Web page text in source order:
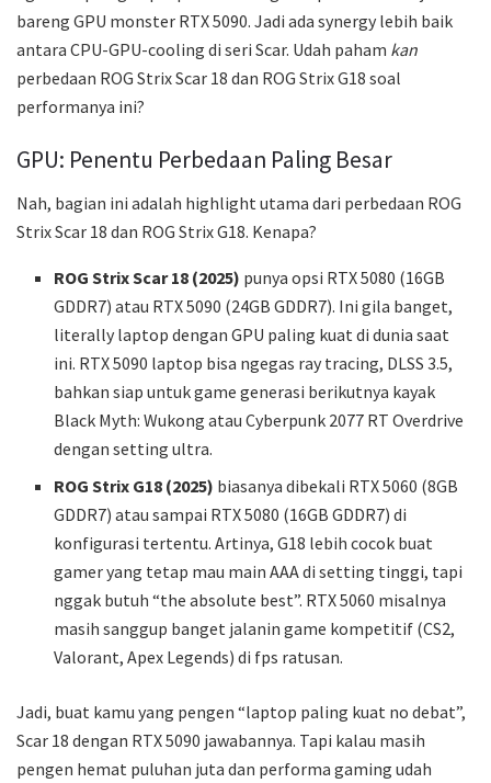
bareng GPU monster RTX 5090. Jadi ada synergy lebih baik
antara CPU-GPU-cooling di seri Scar. Udah paham kan
perbedaan ROG Strix Scar 18 dan ROG Strix G18 soal
performanya ini?
GPU: Penentu Perbedaan Paling Besar
Nah, bagian ini adalah highlight utama dari perbedaan ROG
Strix Scar 18 dan ROG Strix G18. Kenapa?
ROG Strix Scar 18 (2025) punya opsi RTX 5080 (16GB
GDDR7) atau RTX 5090 (24GB GDDR7). Ini gila banget,
literally laptop dengan GPU paling kuat di dunia saat
ini. RTX 5090 laptop bisa ngegas ray tracing, DLSS 3.5,
bahkan siap untuk game generasi berikutnya kayak
Black Myth: Wukong atau Cyberpunk 2077 RT Overdrive
dengan setting ultra.
ROG Strix G18 (2025) biasanya dibekali RTX 5060 (8GB
GDDR7) atau sampai RTX 5080 (16GB GDDR7) di
konfigurasi tertentu. Artinya, G18 lebih cocok buat
gamer yang tetap mau main AAA di setting tinggi, tapi
nggak butuh “the absolute best”. RTX 5060 misalnya
masih sanggup banget jalanin game kompetitif (CS2,
Valorant, Apex Legends) di fps ratusan.
Jadi, buat kamu yang pengen “laptop paling kuat no debat”,
Scar 18 dengan RTX 5090 jawabannya. Tapi kalau masih
pengen hemat puluhan juta dan performa gaming udah